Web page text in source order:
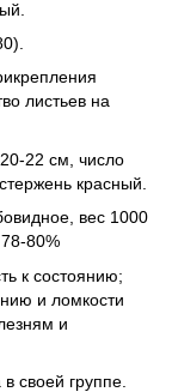
листьев на
22 см, число
красный.
вес 1000
80%
к состоянию;
и ломкости
и
своей группе.